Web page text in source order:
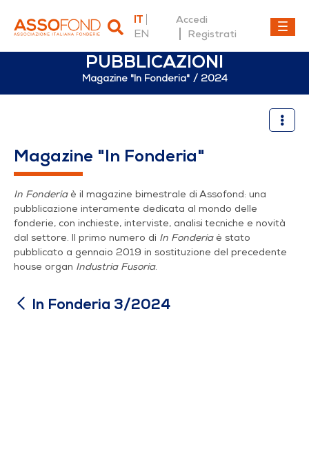
IT
EN
Accedi
Registrati
PUBBLICAZIONI
Magazine "In Fonderia" 2024
Magazine "In Fonderia"
In Fonderiaè il magazine bimestrale di Assofond: una
pubblicazione interamente dedicata al mondo delle
fonderie, con inchieste, interviste, analisi tecniche e novità
dal settore. Il primo numero di In Fonderiaè stato
pubblicato a gennaio 2019 in sostituzione del precedente
house organ Industria Fusoria.
In Fonderia 3/2024